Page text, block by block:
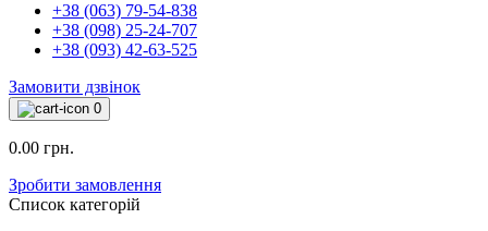
+38 (063) 79-54-838
+38 (098) 25-24-707
+38 (093) 42-63-525
Замовити дзвінок
0
0.00 грн.
Зробити замовлення
Список категорій